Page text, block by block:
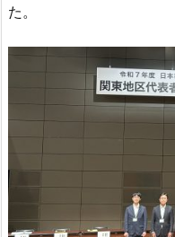
た。